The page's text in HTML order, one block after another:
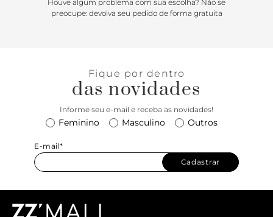
Houve algum problema com sua escolha? Não se
preocupe: devolva seu pedido de forma gratuita
Fique por dentro
das novidades
Informe seu e-mail e receba as novidades!
Feminino Masculino Outros
E-mail*
Cadastrar